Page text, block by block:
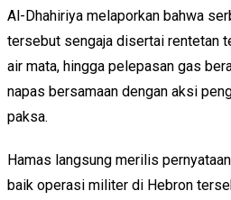
Al-Dhahiriya melaporkan bahwa
tersebut sengaja disertai rentetan
air mata, hingga pelepasan gas
napas bersamaan dengan aksi
paksa.
Hamas langsung merilis
baik operasi militer di Hebron